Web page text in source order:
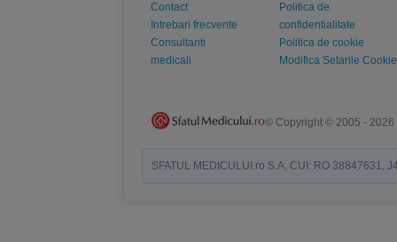
Contact
Intrebari frecvente
Consultanti
medicali
Politica de
confidentialitate
Politica de cookie
Modifica Setarile Cookie
© Copyright © 2005 - 2026
SFATUL MEDICULUI.ro S.A, CUI: RO 38847631,